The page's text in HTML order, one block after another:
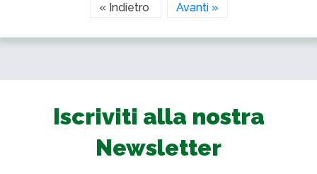
« Indietro Avanti »
Iscriviti alla nostra
Newsletter